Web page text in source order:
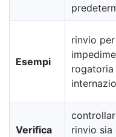
Esempi
rinvio per
rogatoria
Verifica
rinvio sia